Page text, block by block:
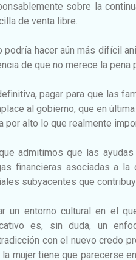
sobre la
de venta libre.
podría hacer aún más difícil
de que no merece la
pagar para que las
al gobierno, que en
por alto lo que realmente
admitimos que las
financieras asociadas a
subyacentes que
un entorno cultural en el
es, sin duda, un
con el nuevo credo
la mujer tiene que parecerse